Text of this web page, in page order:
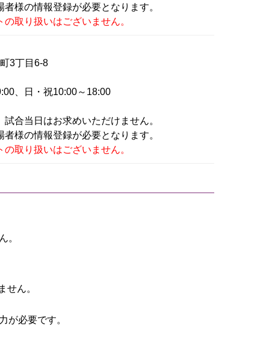
様の情報登録が必要となります。
取り扱いはございません。
3丁目6-8
、日・祝10:00～18:00
合当日はお求めいただけません。
様の情報登録が必要となります。
取り扱いはございません。
。
せん。
が必要です。